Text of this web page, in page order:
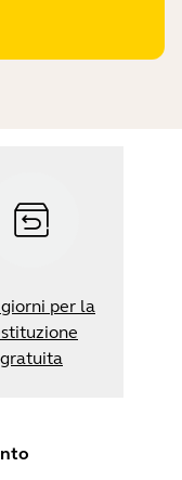
per la
gratuita